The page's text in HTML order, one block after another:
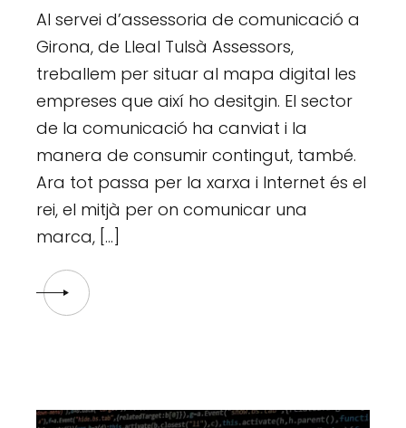
Al servei d’assessoria de comunicació a
Girona, de Lleal Tulsà Assessors,
treballem per situar al mapa digital les
empreses que així ho desitgin. El sector
de la comunicació ha canviat i la
manera de consumir contingut, també.
Ara tot passa per la xarxa i Internet és el
rei, el mitjà per on comunicar una
marca, […]